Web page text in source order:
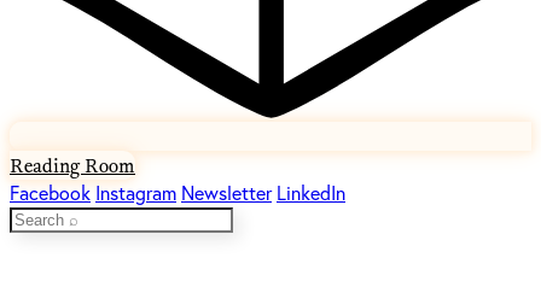
Reading Room
Facebook Instagram Newsletter LinkedIn